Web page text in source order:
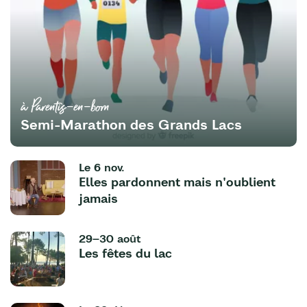
à Parentis-en-born
Semi-Marathon des Grands Lacs
Le 6 nov.
Elles pardonnent mais n'oublient
jamais
29–30 août
Les fêtes du lac